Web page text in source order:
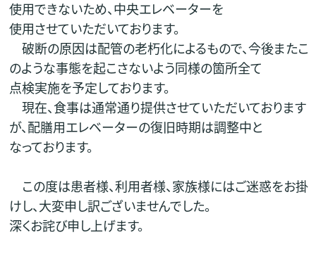
使用できないため、中央エレベーターを
使用させていただいております。
破断の原因は配管の老朽化によるもので、今後またこ
のような事態を起こさないよう同様の箇所全て
点検実施を予定しております。
現在、食事は通常通り提供させていただいております
が、配膳用エレベーターの復旧時期は調整中と
なっております。
この度は患者様、利用者様、家族様にはご迷惑をお掛
けし、大変申し訳ございませんでした。
深くお詫び申し上げます。